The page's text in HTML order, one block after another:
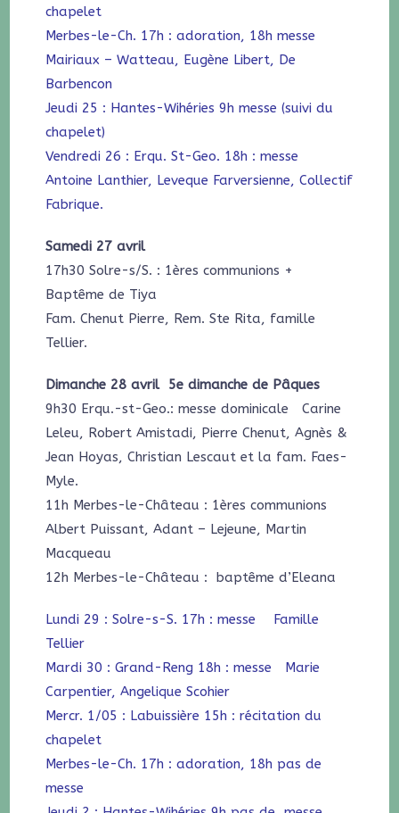
chapelet
Merbes-le-Ch. 17h : adoration, 18h messe
Mairiaux – Watteau, Eugène Libert, De
Barbencon
Jeudi 25 : Hantes-Wihéries 9h messe (suivi du
chapelet)
Vendredi 26 : Erqu. St-Geo. 18h : messe
Antoine Lanthier, Leveque Farversienne, Collectif
Fabrique.
Samedi 27 avril
17h30 Solre-s/S. : 1ères communions +
Baptême de Tiya
Fam. Chenut Pierre, Rem. Ste Rita, famille
Tellier.
Dimanche 28 avril 5e dimanche de Pâques
9h30 Erqu.-st-Geo.: messe dominicale Carine
Leleu, Robert Amistadi, Pierre Chenut, Agnès &
Jean Hoyas, Christian Lescaut et la fam. Faes-
Myle.
11h Merbes-le-Château : 1ères communions
Albert Puissant, Adant – Lejeune, Martin
Macqueau
12h Merbes-le-Château : baptême d’Eleana
Lundi 29 : Solre-s-S. 17h : messe Famille
Tellier
Mardi 30 : Grand-Reng 18h : messe Marie
Carpentier, Angelique Scohier
Mercr. 1/05 : Labuissière 15h : récitation du
chapelet
Merbes-le-Ch. 17h : adoration, 18h pas de
messe